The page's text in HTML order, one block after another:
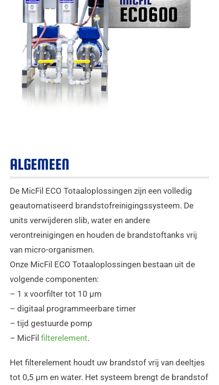
ALGEMEEN
De MicFil ECO Totaaloplossingen zijn een volledig
geautomatiseerd brandstofreinigingssysteem. De
units verwijderen slib, water en andere
verontreinigingen en houden de brandstoftanks vrij
van micro-organismen.
Onze MicFil ECO Totaaloplossingen bestaan uit de
volgende componenten:
– 1 x voorfilter tot 10 μm
– digitaal programmeerbare timer
– tijd gestuurde pomp
– MicFil filterelement.
Het filterelement houdt uw brandstof vrij van deeltjes
tot 0,5 μm en water. Het systeem brengt de brandstof